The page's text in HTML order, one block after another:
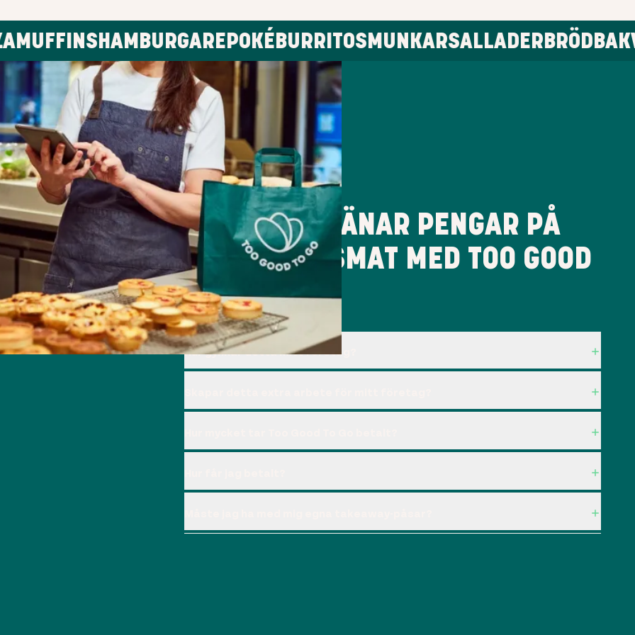
HAMBURGARE POKÉBURRITOSMUNKARSALLADER BRÖD BAKVERK
BRA ATT VETA
HUR MAN TJÄNAR PENGAR PÅ
ÖVERSKOTTSMAT MED TOO GOOD
TO GO
Hur gynnar detta mitt företag?